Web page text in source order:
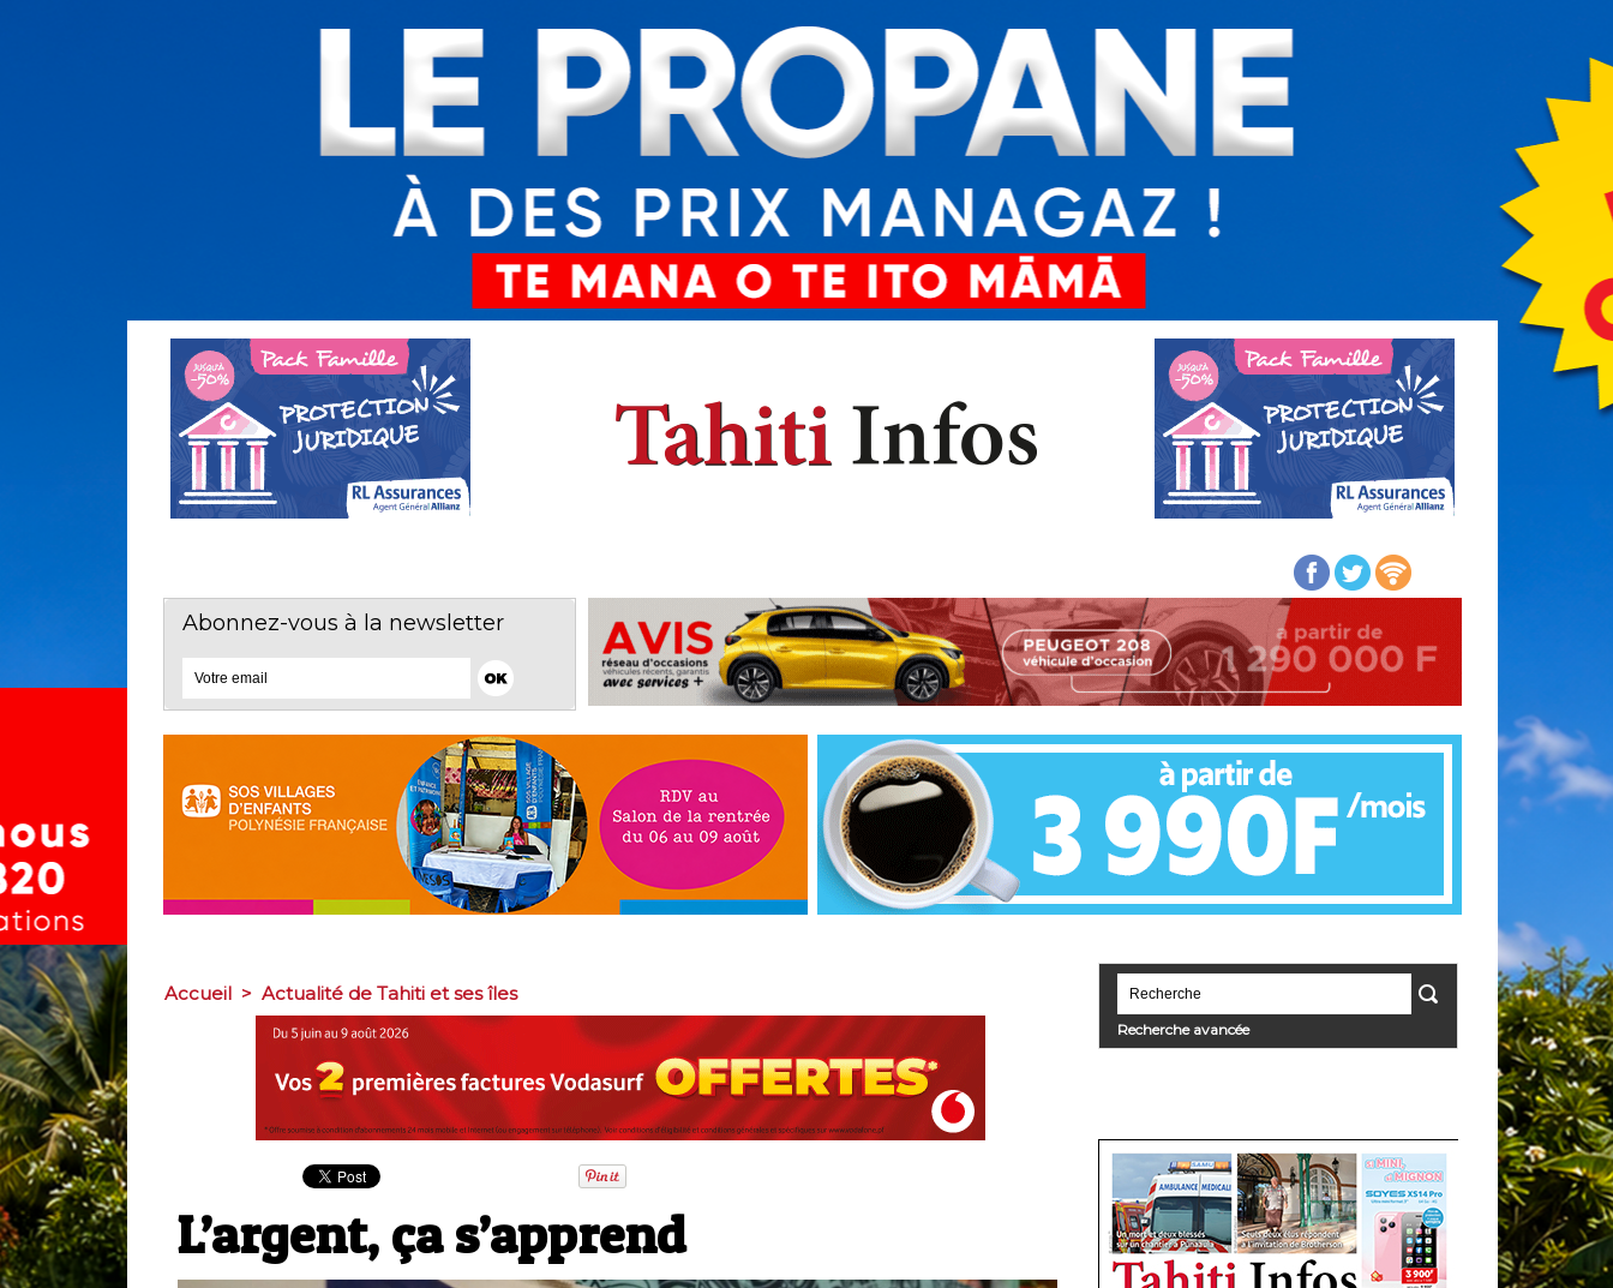
Abonnez-vous à la newsletter
Accueil > Actualité de Tahiti et ses îles
L’argent, ça s’apprend
Recherche avancée